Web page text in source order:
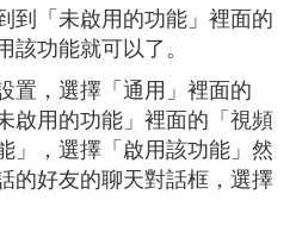
到「未啟用的功能」裡面的
該功能就可以了。
置，選擇「通用」裡面的
啟用的功能」裡面的「視頻
」，選擇「啟用該功能」然
的好友的聊天對話框，選擇